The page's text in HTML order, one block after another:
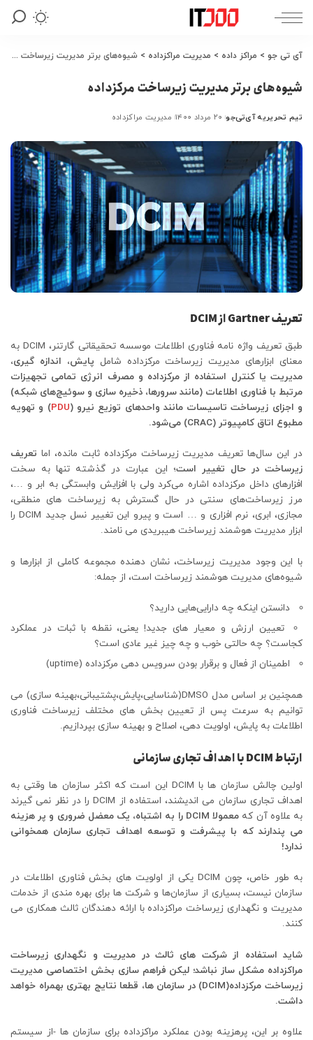
آی تی جو > مراکز داده > مدیریت مراکزداده > شیوه‌های برتر مدیریت زیرساخت مرکزداده
شیوه‌های برتر مدیریت زیرساخت مرکزداده
ارسال
توسط
تیم تحریریه آی‌تی‌جو ۲۰ مرداد ۱۴۰۰ مدیریت مراکزداده
تعریف Gartner از DCIM
طبق تعریف واژه نامه فناوری اطلاعات موسسه تحقیقاتی گارتنر، DCIM به
معنای ابزارهای مدیریت زیرساخت مرکزداده شامل پایش، اندازه گیری،
مدیریت یا کنترل استفاده از مرکزداده و مصرف انرژی تمامی تجهیزات
مرتبط با فناوری اطلاعات (مانند سرورها، ذخیره سازی و سوئیچ‌های شبکه)
و اجزای زیرساخت‌ تاسیسات مانند واحدهای توزیع نیرو (PDU) و تهویه
مطبوع اتاق کامپیوتر (CRAC) می‌شود.
در این سال‌ها تعریف مدیریت زیرساخت مرکزداده ثابت مانده، اما تعریف
زیرساخت در حال تغییر است؛ این عبارت در گذشته تنها به سخت
افزارهای داخل مرکزداده اشاره می‌کرد ولی با افزایش وابستگی به ابر و …،
مرز زیرساخت‌های سنتی در حال گسترش به زیرساخت های منطقی،
مجازی، ابری، نرم افزاری و … است و پیرو این تغییر نسل جدید DCIM را
ابزار مدیریت هوشمند زیرساخت هیبریدی می نامند.
با این وجود مدیریت زیرساخت، نشان دهنده مجموعه کاملی از ابزارها و
شیوه‌های مدیریت هوشمند زیرساخت است، از جمله:
دانستن اینکه چه دارایی‌هایی دارید؟
تعیین ارزش و معیار های جدید! یعنی، نقطه با ثبات در عملکرد
کجاست؟ چه حالتی خوب و چه چیز غیر عادی است؟
اطمینان از فعال و برقرار بودن سرویس دهی مرکزداده (uptime)
همچنین بر اساس مدل DMSO(شناسایی،پایش،پشتیبانی،بهینه سازی) می
توانیم به سرعت پس از تعیین بخش های مختلف زیرساخت فناوری
اطلاعات به پایش، اولویت دهی، اصلاح و بهینه سازی بپردازیم.
ارتباط DCIM با اهداف تجاری سازمانی
اولین چالش سازمان ها با DCIM این است که اکثر سازمان ها وقتی به
اهداف تجاری سازمان می اندیشند، استفاده از DCIM را در نظر نمی گیرند
به علاوه آن که
معمولا DCIM را به اشتباه، یک معضل ضروری و پر هزینه
می پندارند که با پیشرفت و توسعه اهداف تجاری سازمان همخوانی
ندارد!
به طور خاص، چون DCIM یکی از اولویت های بخش فناوری اطلاعات در
سازمان نیست، بسیاری از سازمان‌ها و شرکت ها برای بهره مندی از خدمات
مدیریت و نگهداری زیرساخت مراکزداده با ارائه دهندگان ثالث همکاری می
کنند.
شاید استفاده از شرکت های ثالث در مدیریت و نگهداری زیرساخت
مراکزداده مشکل ساز نباشد؛ لیکن فراهم سازی بخش اختصاصی مدیریت
زیرساخت مرکزداده(DCIM) در سازمان ها، قطعا نتایج بهتری بهمراه خواهد
داشت.
علاوه بر این، پرهزینه بودن عملکرد مراکزداده برای سازمان ها -از سیستم